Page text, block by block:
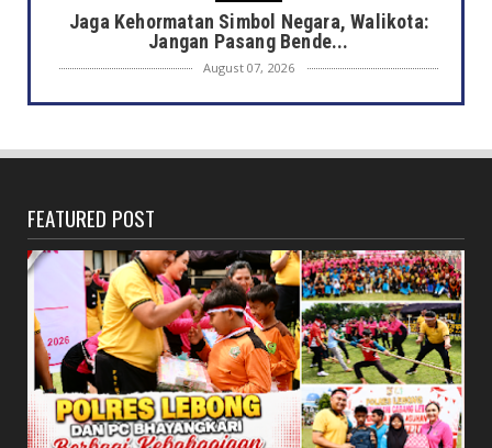
Jaga Kehormatan Simbol Negara, Walikota:
Jangan Pasang Bende...
August 07, 2026
DAERAH
Bagikan 5.000 Bendera ...
Saat Amal Masjid Keliru, Nasib Negeri
Mengharu-biru
August 07, 2026
HONDA
Honda CUV e: Motor Listrik Canggih, Penuh
Keunggulan dan Sia...
August 07, 2026
NASIONAL
FEATURED POST